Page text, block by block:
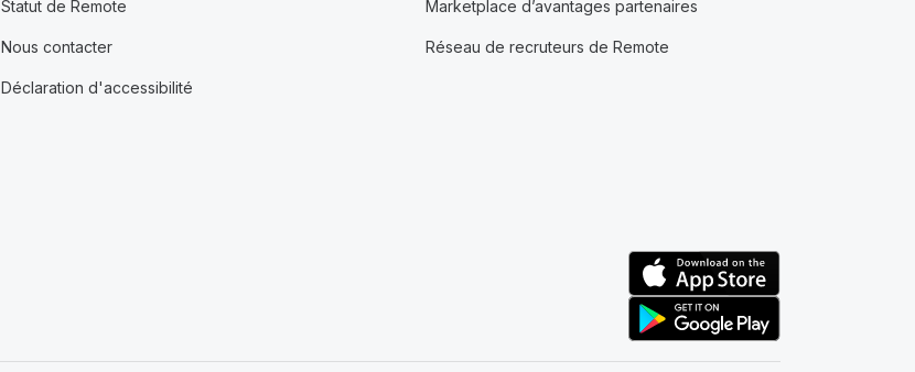
Statut de Remote
Nous contacter
Déclaration d'accessibilité
Marketplace d’avantages partenaires
Réseau de recruteurs de Remote